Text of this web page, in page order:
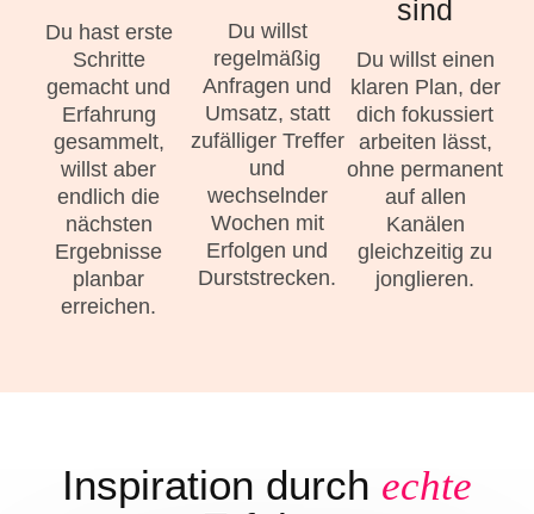
Du hast erste
Schritte
gemacht und
Erfahrung
gesammelt,
willst aber
endlich die
nächsten
Ergebnisse
planbar
erreichen.
Du willst
regelmäßig
Anfragen und
Umsatz, statt
zufälliger Treffer
und
wechselnder
Wochen mit
Erfolgen und
Durststrecken.
sind
Du willst einen
klaren Plan, der
dich fokussiert
arbeiten lässt,
ohne permanent
auf allen
Kanälen
gleichzeitig zu
jonglieren.
Inspiration durch echte